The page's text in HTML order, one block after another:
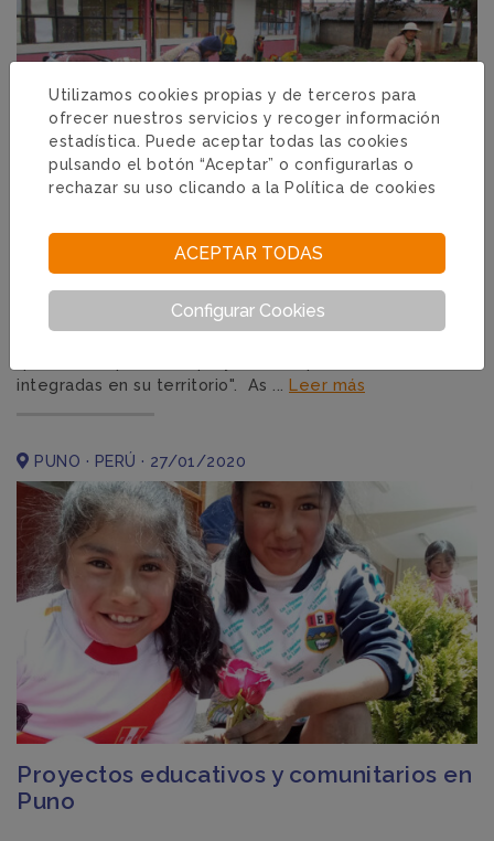
Llapan, preparando el terreno
Nuestros equipos en Perú están visitando 31 escuelas,
integradas en su territorio". As ... Leer más
PUNO · PERÚ · 27/01/2020
Proyectos educativos y comunitarios en
Puno
Utilizamos cookies propias y de terceros para
ofrecer nuestros servicios y recoger información
estadística. Puede aceptar todas las cookies
pulsando el botón “Aceptar” o configurarlas o
rechazar su uso clicando a la Política de cookies
ACEPTAR TODAS
Configurar Cookies